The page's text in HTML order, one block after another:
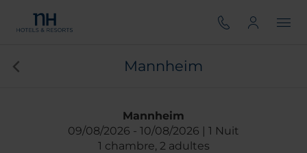
Mannheim
Mannheim
09/08/2026
10/08/2026
1 Nuit
1 chambre, 2 adultes